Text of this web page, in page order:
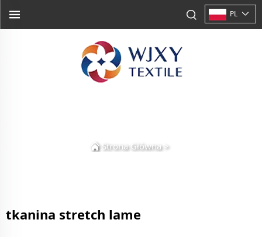
PL
Strona Główna>
tkanina stretch lame